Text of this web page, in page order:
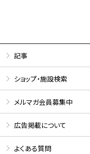
記事
ショップ・施設検索
メルマガ会員募集中
広告掲載について
よくある質問